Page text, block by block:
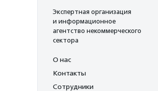
Экспертная организация
и информационное
агентство некоммерческого
сектора
О нас
Контакты
Сотрудники